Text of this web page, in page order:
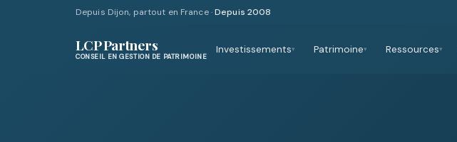
Depuis Dijon, partout en France ·Depuis 2008
LCP Partners
CONSEIL EN GESTION DE PATRIMOINE
Investissements▾ Patrimoine▾ Ressources▾